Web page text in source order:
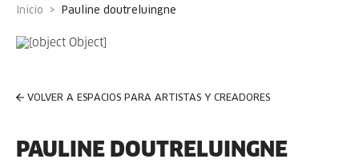
Inicio pauline doutreluingne
VOLVER A ESPACIOS PARA ARTISTAS Y CREADORES
PAULINE DOUTRELUINGNE